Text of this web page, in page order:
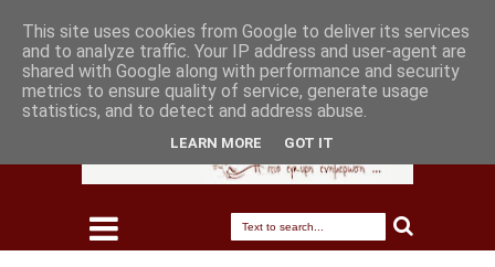
This site uses cookies from Google to deliver its services
and to analyze traffic. Your IP address and user-agent are
shared with Google along with performance and security
metrics to ensure quality of service, generate usage
statistics, and to detect and address abuse.
LEARN MORE GOT IT